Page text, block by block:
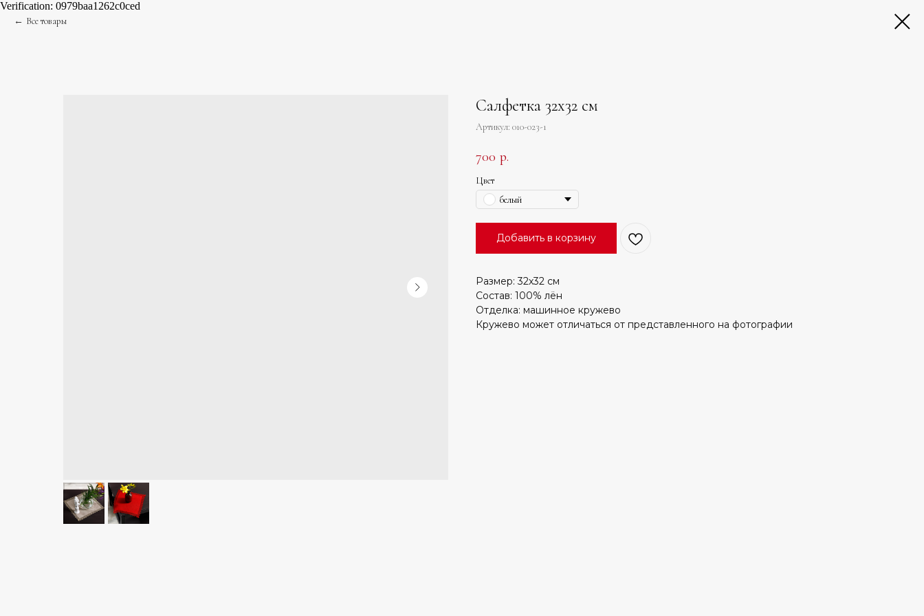
Verification: 0979baa1262c0ced
Все товары
Салфетка 32х32 см
Артикул: 010-023-1
700 р.
Цвет
белый
Добавить в корзину
Размер: 32х32 см
Состав: 100% лён
Отделка: машинное кружево
Кружево может отличаться от представленного на фотографии